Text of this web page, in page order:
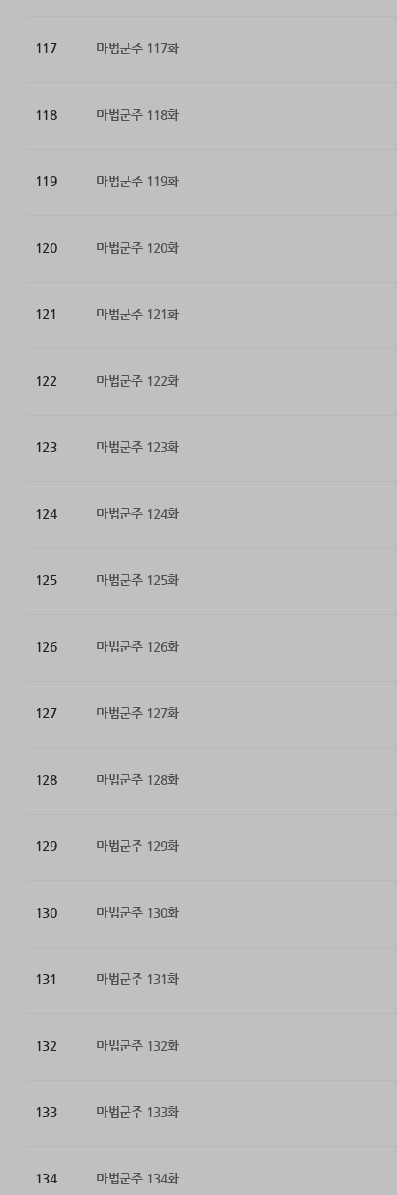
117 마법군주 117화
118 마법군주 118화
119 마법군주 119화
120 마법군주 120화
121 마법군주 121화
122 마법군주 122화
123 마법군주 123화
124 마법군주 124화
125 마법군주 125화
126 마법군주 126화
127 마법군주 127화
128 마법군주 128화
129 마법군주 129화
130 마법군주 130화
131 마법군주 131화
132 마법군주 132화
133 마법군주 133화
134 마법군주 134화